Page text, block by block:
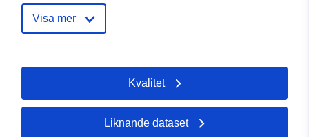
Spatial:
], [ 7.4766, 50.3337 ], [
7.47215, 50.3337 ], [
7.47215, 50.3364 ] ]
Typ: Polygon
Visa mer
Kvalitet
Liknande dataset